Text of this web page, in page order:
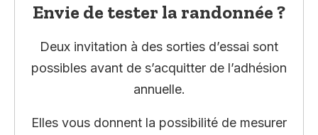
Envie de tester la randonnée ?
Deux invitation à des sorties d’essai sont
possibles avant de s’acquitter de l’adhésion
annuelle.
Elles vous donnent la possibilité de mesurer